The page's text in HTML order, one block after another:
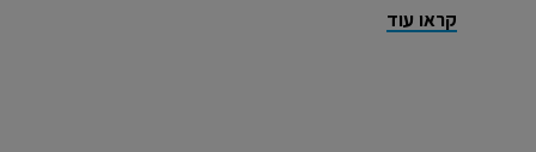
קראו עוד